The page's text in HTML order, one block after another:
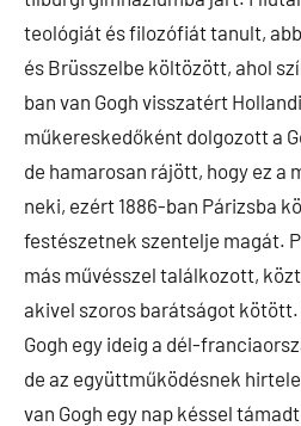
teológiát és filozófiát tanult,
és Brüsszelbe költözött, ahol
ban van Gogh visszatért
műkereskedőként dolgozott a
de hamarosan rájött, hogy ez a
neki, ezért 1886-ban Párizsba
festészetnek szentelje magát.
más művésszel találkozott,
akivel szoros barátságot kötött.
Gogh egy ideig a dél-
de az együttműködésnek
van Gogh egy nap késsel